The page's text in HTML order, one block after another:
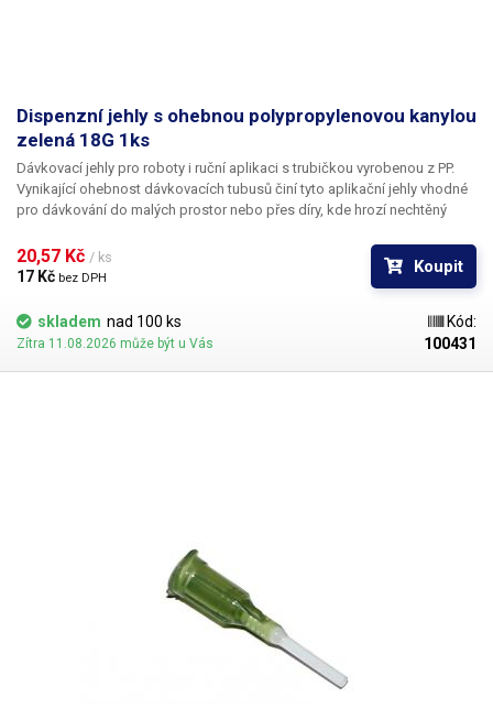
Dispenzní jehly s ohebnou polypropylenovou kanylou
zelená 18G 1ks
Dávkovací jehly pro roboty i ruční aplikaci s trubičkou vyrobenou z PP.
Vynikající ohebnost dávkovacích tubusů činí tyto aplikační jehly vhodné
pro dávkování do malých prostor nebo přes díry, kde hrozí nechtěný
popřípadě hrozí poškození obrobku nechtěným kontaktem s hrotem
jehly.
20,57 Kč / ks
17 Kč bez DPH
Koupit
skladem nad 100 ks
Zítra 11.08.2026 může být u Vás
Kód:
100431